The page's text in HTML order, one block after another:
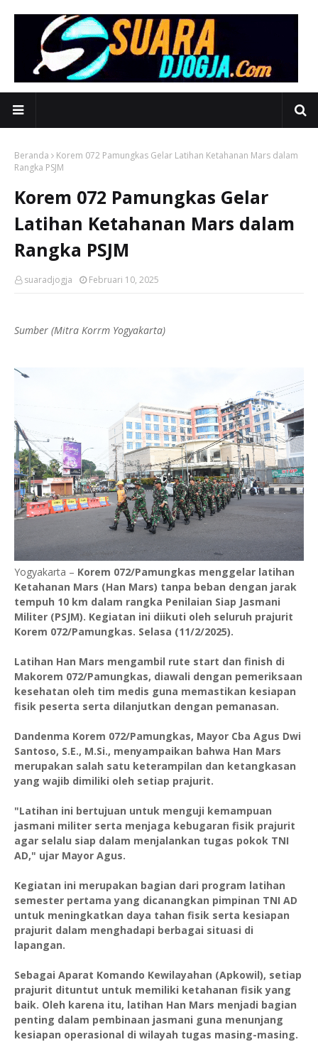
Beranda
Korem 072 Pamungkas Gelar Latihan Ketahanan Mars dalam
Rangka PSJM
Korem 072 Pamungkas Gelar
Latihan Ketahanan Mars dalam
Rangka PSJM
suaradjogja Februari 10, 2025
Sumber (Mitra Korrm Yogyakarta)
Yogyakarta – Korem 072/Pamungkas menggelar latihan
Ketahanan Mars (Han Mars) tanpa beban dengan jarak
tempuh 10 km dalam rangka Penilaian Siap Jasmani
Militer (PSJM). Kegiatan ini diikuti oleh seluruh prajurit
Korem 072/Pamungkas. Selasa (11/2/2025).
Latihan Han Mars mengambil rute start dan finish di
Makorem 072/Pamungkas, diawali dengan pemeriksaan
kesehatan oleh tim medis guna memastikan kesiapan
fisik peserta serta dilanjutkan dengan pemanasan.
Dandenma Korem 072/Pamungkas, Mayor Cba Agus Dwi
Santoso, S.E., M.Si., menyampaikan bahwa Han Mars
merupakan salah satu keterampilan dan ketangkasan
yang wajib dimiliki oleh setiap prajurit.
"Latihan ini bertujuan untuk menguji kemampuan
jasmani militer serta menjaga kebugaran fisik prajurit
agar selalu siap dalam menjalankan tugas pokok TNI
AD," ujar Mayor Agus.
Kegiatan ini merupakan bagian dari program latihan
semester pertama yang dicanangkan pimpinan TNI AD
untuk meningkatkan daya tahan fisik serta kesiapan
prajurit dalam menghadapi berbagai situasi di
lapangan.
Sebagai Aparat Komando Kewilayahan (Apkowil), setiap
prajurit dituntut untuk memiliki ketahanan fisik yang
baik. Oleh karena itu, latihan Han Mars menjadi bagian
penting dalam pembinaan jasmani guna menunjang
kesiapan operasional di wilayah tugas masing-masing.